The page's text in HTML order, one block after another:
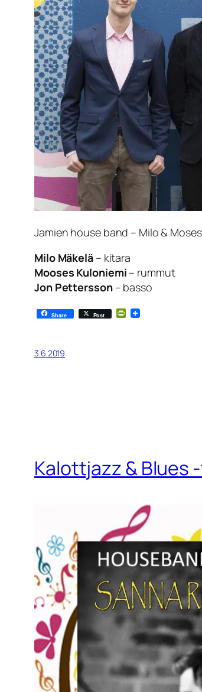
Jamien house band – Milo & Moses
Milo Mäkelä– kitara
Mooses Kuloniemi – rummut
Jon Pettersson– basso
Share Post PrintFriendly
3.6.2019
Kalottjazz & Blues